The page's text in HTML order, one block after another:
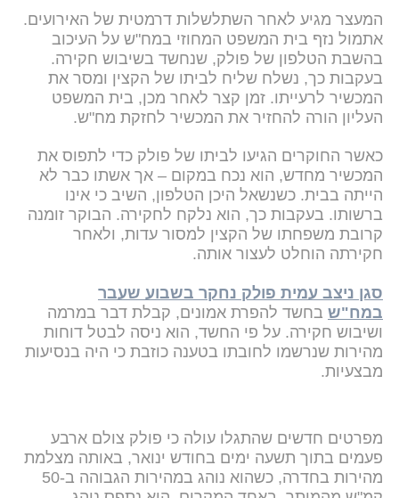
המעצר מגיע לאחר השתלשלות דרמטית של האירועים.
אתמול נזף בית המשפט המחוזי במח"ש על העיכוב
בהשבת הטלפון של פולק, שנחשד בשיבוש חקירה.
בעקבות כך, נשלח שליח לביתו של הקצין ומסר את
המכשיר לרעייתו. זמן קצר לאחר מכן, בית המשפט
העליון הורה להחזיר את המכשיר לחזקת מח"ש.
כאשר החוקרים הגיעו לביתו של פולק כדי לתפוס את
המכשיר מחדש, הוא נכח במקום – אך אשתו כבר לא
הייתה בבית. כשנשאל היכן הטלפון, השיב כי אינו
ברשותו. בעקבות כך, הוא נלקח לחקירה. הבוקר זומנה
קרובת משפחתו של הקצין למסור עדות, ולאחר
חקירתה הוחלט לעצור אותה.
סגן ניצב עמית פולק נחקר בשבוע שעבר
במח"ש בחשד להפרת אמונים, קבלת דבר במרמה
ושיבוש חקירה. על פי החשד, הוא ניסה לבטל דוחות
מהירות שנרשמו לחובתו בטענה כוזבת כי היה בנסיעות
מבצעיות.
מפרטים חדשים שהתגלו עולה כי פולק צולם ארבע
פעמים בתוך תשעה ימים בחודש ינואר, באותה מצלמת
מהירות בחדרה, כשהוא נוהג במהירות הגבוהה ב-50